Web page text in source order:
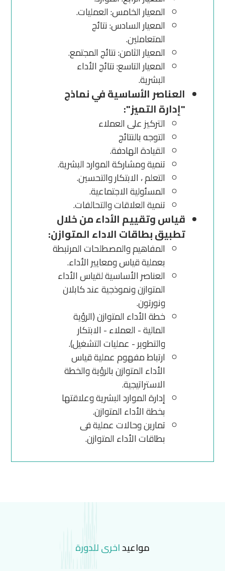
المعيار الخامس: العمليات.
المعيار السادس: نتائج
المتعاملين.
المعيار الثامن: نتائج المجتمع.
المعيار التاسع: نتائج الأداء
البشرية.
العناصر الأساسية في نماذج
"إدارة التميز":
التركيز على العملاء
التوجه بالنتائج
القيادة الهادفة.
تنمية ومشاركة الموارد البشرية.
التعلم ، الابتكار والتحسين.
المسئولية الاجتماعية.
تنمية العلاقات والتحالفات.
قياس وتقييم الأداء من خلال
تطبيق بطاقات الاداء المتوازن:
المفاهيم والمصطلحات المرتبطة
بعملية قياس ومعايير الأداء.
العناصر الأساسية لقياس الأداء
المتوازن ونموذجية عند كابلان
ونورتون.
خطة الأداء المتوازن (الرؤية
المالية - العملاء - الابتكار
والتطوير - عمليات التشغيل).
ارتباط مفهوم عملية قياس
الأداء المتوازن بالرؤية والخطة
الاستراتيجية.
إدارة الموارد البشرية وعلاقتها
بخطة الأداء المتوازن.
تمارين وحالات عملية فى
بطاقات الأداء المتوازن.
مواعيداخرى للدورة